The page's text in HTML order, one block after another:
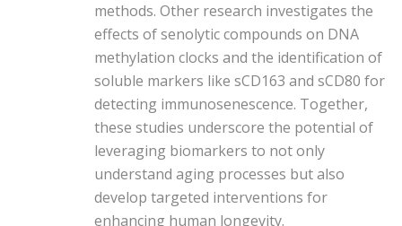
methods. Other research investigates the
effects of senolytic compounds on DNA
methylation clocks and the identification of
soluble markers like sCD163 and sCD80 for
detecting immunosenescence. Together,
these studies underscore the potential of
leveraging biomarkers to not only
understand aging processes but also
develop targeted interventions for
enhancing human longevity.